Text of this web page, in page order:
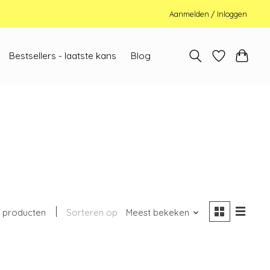
Aanmelden / Inloggen
Bestsellers - laatste kans Blog
producten Sorteren op Meest bekeken